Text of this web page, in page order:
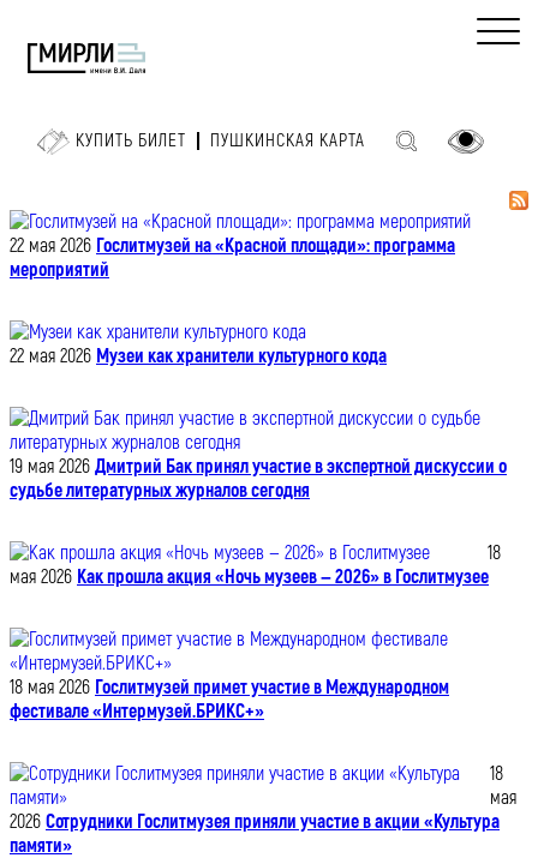
КУПИТЬ БИЛЕТ ПУШКИНСКАЯ КАРТА
22 мая 2026 Гослитмузей на «Красной площади»: программа
мероприятий
22 мая 2026 Музеи как хранители культурного кода
19 мая 2026 Дмитрий Бак принял участие в экспертной дискуссии о
судьбе литературных журналов сегодня
18
мая 2026 Как прошла акция «Ночь музеев — 2026» в Гослитмузее
18 мая 2026 Гослитмузей примет участие в Международном
фестивале «Интермузей.БРИКС+»
18
мая
2026 Сотрудники Гослитмузея приняли участие в акции «Культура
памяти»